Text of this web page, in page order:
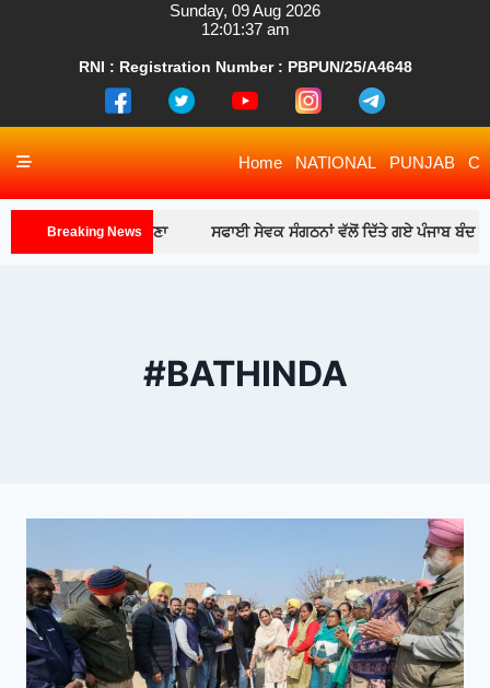
RNI : Registration Number : PBPUN/25/A4648
Home NATIONAL PUNJAB
Breaking News
ਸਫਾਈ ਸੇਵਕ ਸੰਗਠਨਾਂ ਵੱਲੋਂ ਦਿੱਤੇ ਗਏ ਪੰਜਾਬ ਬੰਦ ਦੇ ਸੱਦੇ ਨੂੰ ਅੱਜ ਪੂਰੇ ਪੰਜਾਬ
#BATHINDA